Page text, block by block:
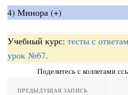
4) Минора (+)
Учебный курс: тесты с
урок №67.
Поделитесь с коллегами
ПРЕДЫДУЩАЯ ЗАПИСЬ